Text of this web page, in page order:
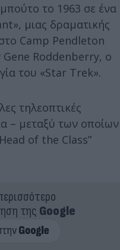
το 1963 σε ένα
μιας δραματικής
Camp Pendleton
Roddenberry, ο
του «Star Trek».
τηλεοπτικές
– μεταξύ των οποίων
of the Class”
της Google